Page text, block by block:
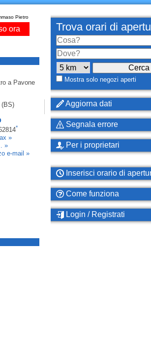
Pietro
ora
a Pavone
(BS)
*
»
»
e-mail »
Trova orari di
Mostra solo negozi aperti
Aggiorna dati
Segnala errore
Per i proprietari
Inserisci orario di
Come funziona
Login / Registrati